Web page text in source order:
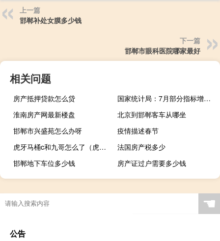
上一篇
邯郸补处女膜多少钱
下一篇
邯郸市眼科医院哪家最好
相关问题
房产抵押贷款怎么贷
国家统计局：7月部分指标增速放缓是正常波动
淮南房产网最新楼盘
北京到邯郸客车从哪坐
邯郸市兴盛苑怎么办呀
疫情描述春节
虎牙马桶c和九哥怎么了（虎牙马桶）
法国房产税多少
邯郸地下车位多少钱
房产证过户需要多少钱
☚
公告